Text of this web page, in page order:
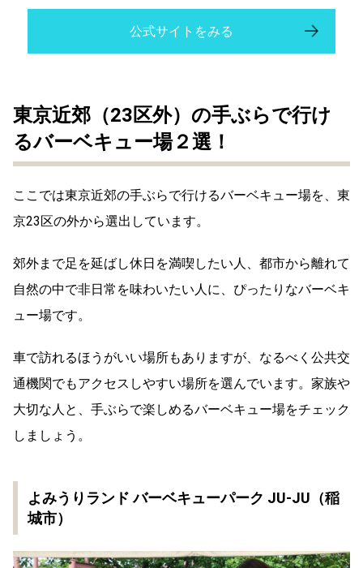
公式サイトをみる
東京近郊（23区外）の手ぶらで行け
るバーベキュー場２選！
ここでは東京近郊の手ぶらで行けるバーベキュー場を、東
京23区の外から選出しています。
郊外まで足を延ばし休日を満喫したい人、都市から離れて
自然の中で非日常を味わいたい人に、ぴったりなバーベキ
ュー場です。
車で訪れるほうがいい場所もありますが、なるべく公共交
通機関でもアクセスしやすい場所を選んでいます。家族や
大切な人と、手ぶらで楽しめるバーベキュー場をチェック
しましょう。
よみうりランド バーベキューパーク JU-JU（稲
城市）